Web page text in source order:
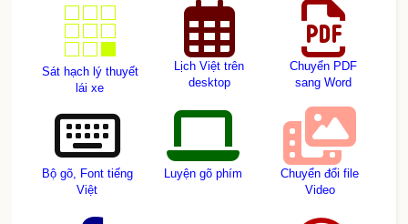
Sát hạch lý thuyết
lái xe
Lịch Việt trên
desktop
Chuyển PDF
sang Word
Bộ gõ, Font tiếng
Việt
Luyện gõ phím
Chuyển đổi file
Video